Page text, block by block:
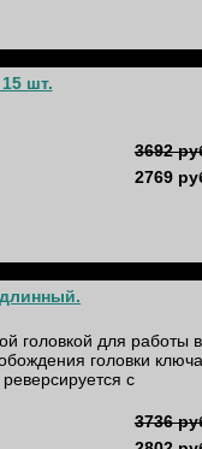
шт.
3692
2769
головкой для работы в
головки ключа.
с
3736